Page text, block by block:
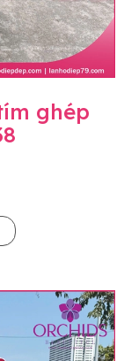
ghép